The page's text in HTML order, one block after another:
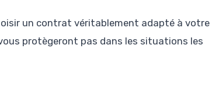
un contrat véritablement adapté à votre
protègeront pas dans les situations les